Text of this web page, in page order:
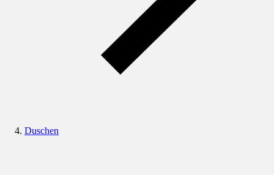
Duschen